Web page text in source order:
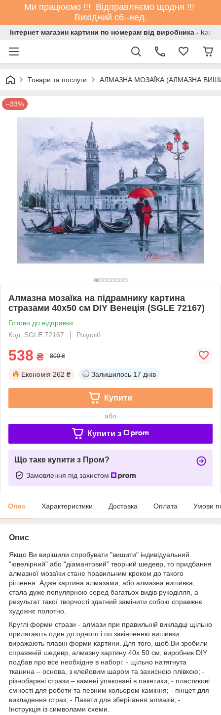
Ми працюємо !!! Відправляємо щодня !!!
Вихідний сб.-нед.
Інтернет магазин картини по номерам від виробника -
Товари та послуги АЛМАЗНА МОЗАЇКА (АЛМАЗНА
–33%
Алмазна мозаїка на підрамнику картина
стразами 40х50 см DIY Венеція (SGLE 72167)
Готово до відправки
Код: SGLE 72167
Роздріб
538 ₴ 800 ₴
Економія 262 ₴ Залишилось 17 днів
Купити
або
Купити з
Що таке купити з Пром?
Замовлення під захистом
Опис Характеристики Доставка Оплата Умови
Опис
Якщо Ви вирішили спробувати "вишити" індивідуальний
"ювелірний" або "діамантовий" творчий шедевр, то придбання
алмазної мозаїки стане правильним кроком до такого
рішення. Адже картина алмазами, або алмазна вишивка,
стала дуже популярною серед багатьох видів рукоділля, а
результат такої творчості здатний замінити собою справжнє
художнє полотно.
Круглі форми стрази - алмази при правильній викладці щільно
прилягають один до одного і по закінченню вишивки
виражають плавні форми картини. Для того, щоб Ви зробили
справжній шедевр, алмазну картину 40х 50 см, виробник DIY
подбав про все необхідне в наборі: - щільно натягнута
тканина – основа, з клейовим шаром та захисною плівкою; -
різнобарвні стрази – камені упаковані в пакетики; - пластикові
ємності для роботи та певним кольором каміння; - пінцет для
викладення страз; - Пакети для зберігання алмазів; -
Інструкція із символами схеми.